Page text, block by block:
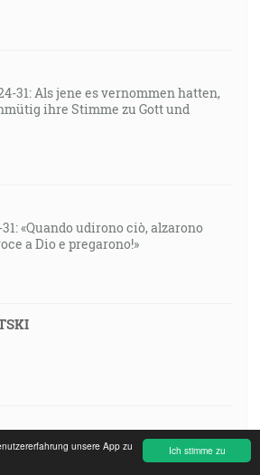
Ich stimme zu
unsere App zu
31: Als jene es vernommen hatten,
ihre Stimme zu Gott und
«Quando udirono ciò, alzarono
a Dio e pregarono!»
31: Als jene es vernommen hatten,
ihre Stimme zu Gott und